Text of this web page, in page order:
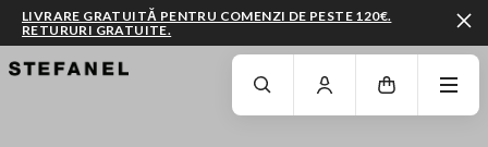
MERGI LA CONȚINUTUL PRINCIPALDERULEAZĂ ÎN JOS
LIVRARE GRATUITĂ PENTRU COMENZI DE PESTE 120€.
RETURURI GRATUITE.